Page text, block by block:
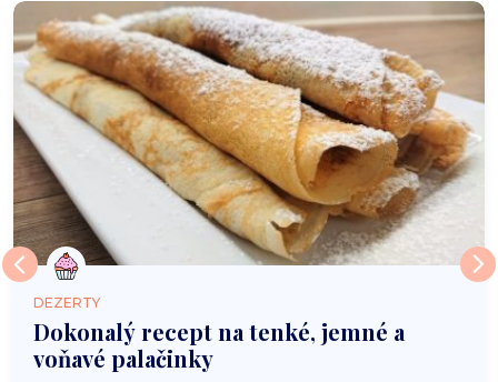
DEZERTY
Dokonalý recept na tenké, jemné a
voňavé palačinky